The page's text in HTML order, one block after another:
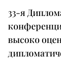
33-я
высоко